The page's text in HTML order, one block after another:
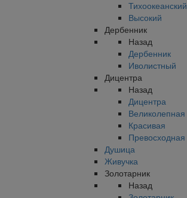
Тихоокеанский
Высокий
Дербенник
Назад
Дербенник
Иволистный
Дицентра
Назад
Дицентра
Великолепная
Красивая
Превосходная
Душица
Живучка
Золотарник
Назад